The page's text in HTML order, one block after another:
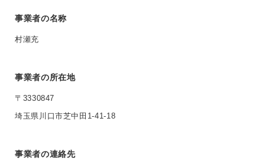
事業者の名称
村瀬充
事業者の所在地
〒3330847
埼玉県川口市芝中田1-41-18
事業者の連絡先